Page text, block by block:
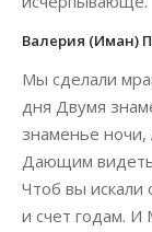
Валерия (Иман)
Мы сделали
дня Двумя
знаменье
Дающим видеть
Чтоб вы искали
и счет годам.